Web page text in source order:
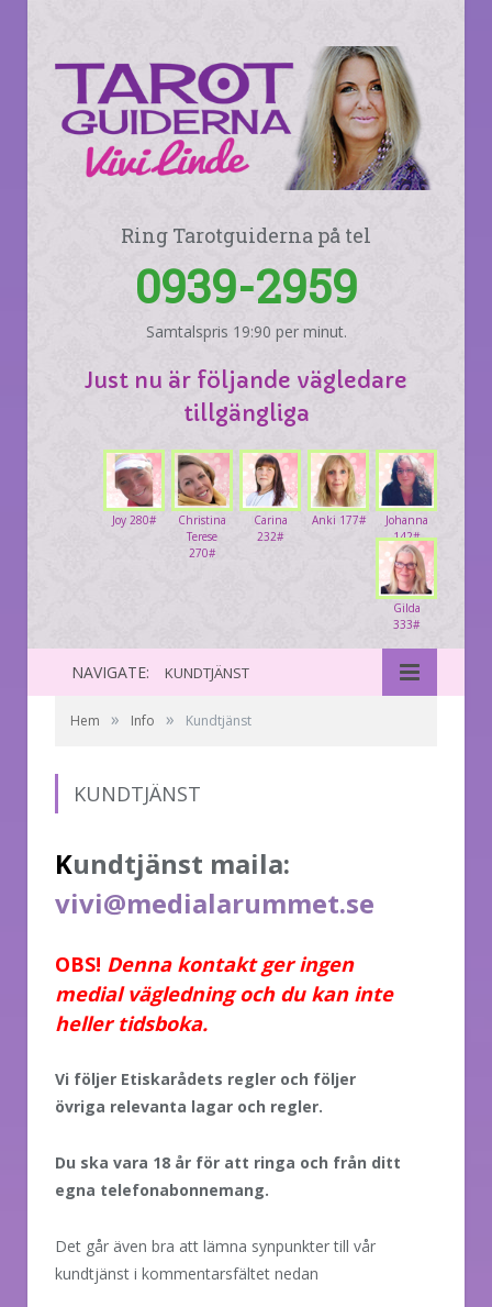
Ring Tarotguiderna på tel
0939-2959
Samtalspris 19:90 per minut.
Just nu är följande vägledare
tillgängliga
Johanna
142#
Anki 177#
Carina
232#
Christina
Terese
270#
Joy 280#
Gilda
333#
NAVIGATE: KUNDTJÄNST
Hem » Info » Kundtjänst
KUNDTJÄNST
Kundtjänst maila:
vivi@medialarummet.se
OBS! Denna kontaktger ingen
medial vägledning och du kan inte
heller tidsboka.
Vi följer Etiskarådets regler och följer
övriga relevanta lagar och regler.
Du ska vara 18 år för att ringa och från ditt
egna telefonabonnemang.
Det går även bra att lämna synpunkter till vår
kundtjänst i kommentarsfältet nedan